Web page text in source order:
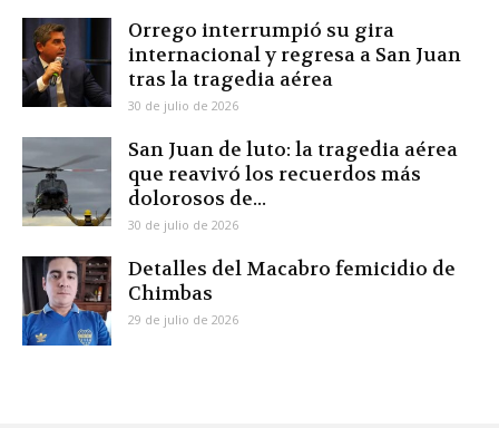
Orrego interrumpió su gira
internacional y regresa a San Juan
tras la tragedia aérea
30 de julio de 2026
San Juan de luto: la tragedia aérea
que reavivó los recuerdos más
dolorosos de...
30 de julio de 2026
Detalles del Macabro femicidio de
Chimbas
29 de julio de 2026